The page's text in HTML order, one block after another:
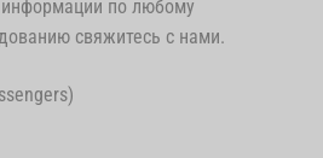
по любому
свяжитесь с нами.